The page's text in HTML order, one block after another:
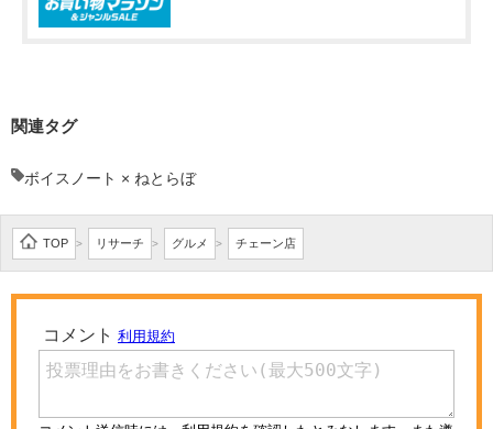
関連タグ
ボイスノート × ねとらぼ
TOP > リサーチ > グルメ > チェーン店